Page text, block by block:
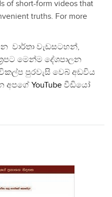
of short-form videos that
truths. For more
වාර්තා වැඩසටහන්,
මෙන්ම දේශපාලන
පුරවැසි වෙබ් අඩවිය
අපගේ YouTube වීඩියෝ